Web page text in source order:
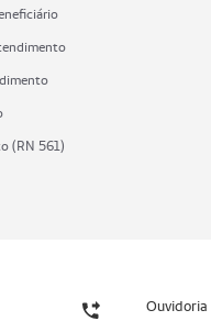
(RN 561)
Ouvidoria